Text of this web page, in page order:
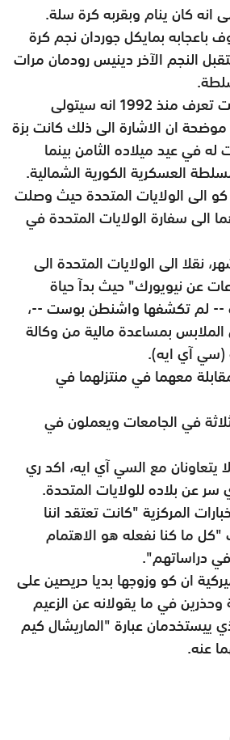
كان ينام وبقربه كرة سلة.
باعجابه بمايكل جوردان نجم كرة
النجم الآخر دينيس رودمان مرات
واوضحت كو انها كانت تعرف منذ 1992 انه سيتولى
موضحة ان الاشارة الى ذلك كانت بزة
في عيد ميلاده الثامن بينما
العسكرية الكورية الشمالية.
الى الولايات المتحدة حيث وصلت
الى سفارة الولايات المتحدة في
نقلا الى الولايات المتحدة الى
عن نيويورك" حيث بدآ حياة
-- لم تكشفها واشنطن بوست --،
بمساعدة مالية من وكالة
(سي آي ايه).
معهما في منتزلهما في
في الجامعات ويعملون في
يتعاونان مع السي آي ايه، اكد ري
عن بلاده للولايات المتحدة.
المركزية "كانت تعتقد اننا
ما كنا نفعله هو الاهتمام
دراساتهم".
ان كو وزوجها بديا حريصين على
وحذرين في ما يقولانه عن الزعيم
ييستخدمان عبارة "الماريشال كيم
عنه.